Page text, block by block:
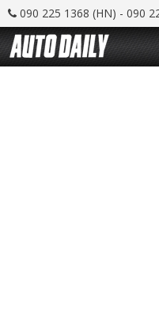
090 225 1368 (HN) - 090